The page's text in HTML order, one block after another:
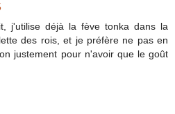
j'utilise déjà la fève tonka dans la
des rois, et je préfère ne pas en
justement pour n'avoir que le goût